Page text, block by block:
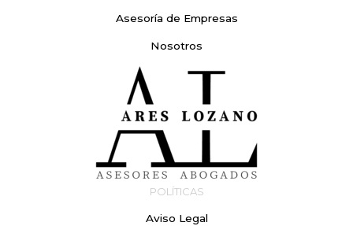
Asesoría de Empresas
Nosotros
POLÍTICAS
Aviso Legal